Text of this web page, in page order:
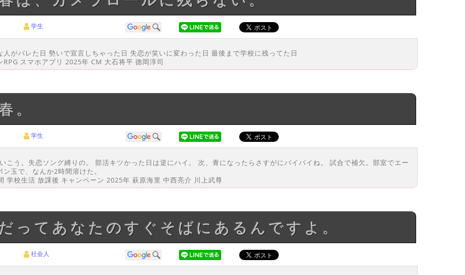
学生
がバレた日 勢いで宣言しちゃった日 失恋が笑いに変わった日 最後まで学校に残ってた日
スマホアプリ 2025年 CM 大石将平 德岡淳司
。
学生
こう。失恋ソング縛りの。 部活キツかった日は逆にハイ。 次、青になったらさすがにバイバイね。 試合で補欠。部室でエー
玉で、なんか2時間溶けた。
学校生活 放課後 キャンペーン 2025年 萩原海里 中西亮介 川上武尊
だってあなたのすぐそばにあるんですよ。
社会人